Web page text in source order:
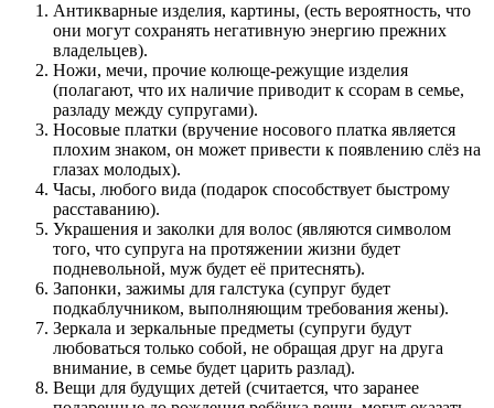
Антикварные изделия, картины, (есть вероятность, что
они могут сохранять негативную энергию прежних
владельцев).
Ножи, мечи, прочие колюще-режущие изделия
(полагают, что их наличие приводит к ссорам в семье,
разладу между супругами).
Носовые платки (вручение носового платка является
плохим знаком, он может привести к появлению слёз на
глазах молодых).
Часы, любого вида (подарок способствует быстрому
расставанию).
Украшения и заколки для волос (являются символом
того, что супруга на протяжении жизни будет
подневольной, муж будет её притеснять).
Запонки, зажимы для галстука (супруг будет
подкаблучником, выполняющим требования жены).
Зеркала и зеркальные предметы (супруги будут
любоваться только собой, не обращая друг на друга
внимание, в семье будет царить разлад).
Вещи для будущих детей (считается, что заранее